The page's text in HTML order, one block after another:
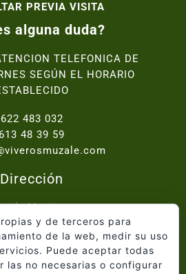
PREVIA VISITA
alguna duda?
TELEFONICA DE
SEGÚN EL HORARIO
622 483 032
613 48 39 59
Dirección
de Macitavera,
km.2, 30640 Abanilla
Inicio
somos
y de terceros para
de la web, medir su uso
Puede aceptar todas
las no necesarias o configurar